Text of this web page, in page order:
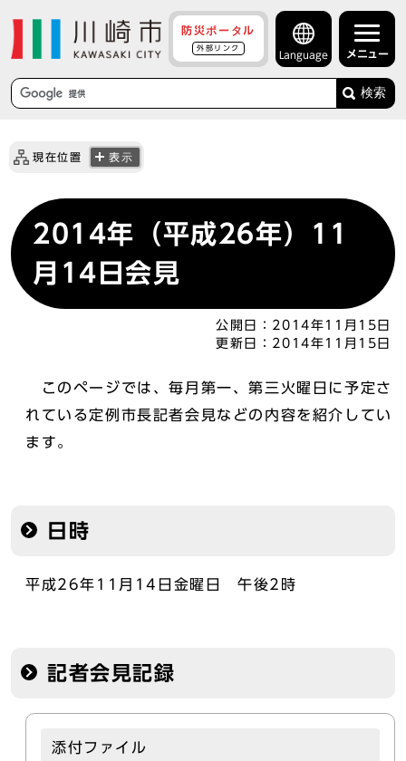
防災ポータル
外部リンク
Language メニュー
検索
現在位置 表示
2014年（平成26年）11
月14日会見
公開日： 2014年11月15日
更新日： 2014年11月15日
このページでは、毎月第一、第三火曜日に予定さ
れている定例市長記者会見などの内容を紹介してい
ます。
日時
平成26年11月14日金曜日 午後2時
記者会見記録
添付ファイル